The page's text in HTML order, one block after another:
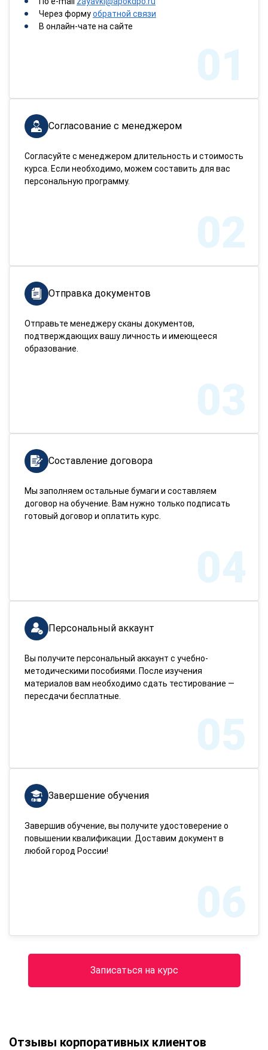
Через формуобратной связи
В онлайн-чате на сайте
01
Согласование с менеджером
Согласуйте с менеджером длительность и стоимость
курса. Если необходимо, можем составить для вас
персональную программу.
02
Отправка документов
Отправьте менеджеру сканы документов,
подтверждающих вашу личность и имеющееся
образование.
03
Составление договора
Мы заполняем остальные бумаги и составляем
договор на обучение. Вам нужно только подписать
готовый договор и оплатить курс.
04
Персональный аккаунт
Вы получите персональный аккаунт с учебно-
методическими пособиями. После изучения
материалов вам необходимо сдать тестирование —
пересдачи бесплатные.
05
Завершение обучения
Завершив обучение, вы получите удостоверение о
повышении квалификации. Доставим документ в
любой город России!
06
Записаться на курс
Отзывы корпоративных клиентов